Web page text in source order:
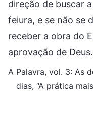
direção de buscar
feiura, e se não se
receber a obra do
aprovação de Deus.
A Palavra, vol. 3: As
dias, “A prática